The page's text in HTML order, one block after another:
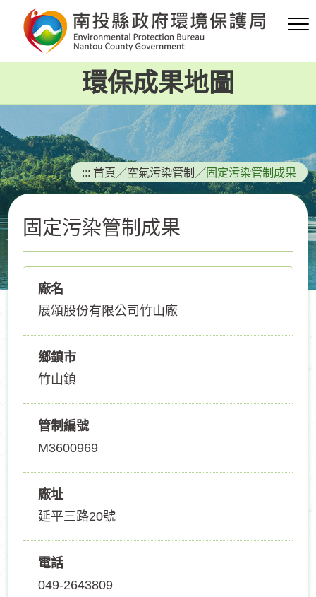
要
容
區
塊
環保成果地圖
::: 首頁 ／空氣污染管制 ／固定污染管制成果
固定污染管制成果
廠名
展頌股份有限公司竹山廠
鄉鎮市
竹山鎮
管制編號
M3600969
廠址
延平三路20號
電話
049-2643809